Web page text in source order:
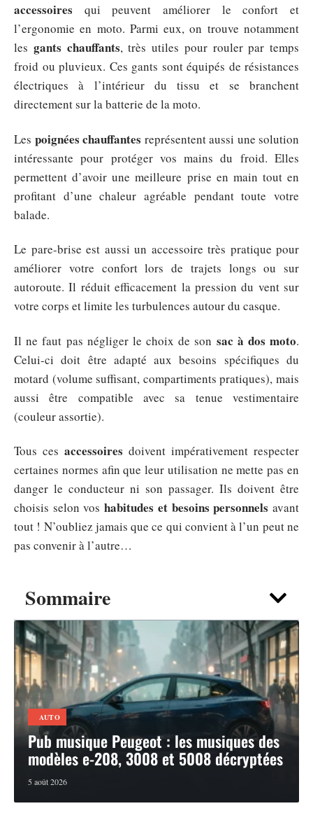
Sommaire
AUTO
Pub musique Peugeot : les musiques des
modèles e-208, 3008 et 5008 décryptées
5 août 2026
accessoires qui peuvent améliorer le confort et
l’ergonomie en moto. Parmi eux, on trouve notamment
les gants chauffants, très utiles pour rouler par temps
froid ou pluvieux. Ces gants sont équipés de résistances
électriques à l’intérieur du tissu et se branchent
directement sur la batterie de la moto.
Les poignées chauffantes représentent aussi une solution
intéressante pour protéger vos mains du froid. Elles
permettent d’avoir une meilleure prise en main tout en
profitant d’une chaleur agréable pendant toute votre
balade.
Le pare-brise est aussi un accessoire très pratique pour
améliorer votre confort lors de trajets longs ou sur
autoroute. Il réduit efficacement la pression du vent sur
votre corps et limite les turbulences autour du casque.
Il ne faut pas négliger le choix de son sac à dos moto.
Celui-ci doit être adapté aux besoins spécifiques du
motard (volume suffisant, compartiments pratiques), mais
aussi être compatible avec sa tenue vestimentaire
(couleur assortie).
Tous ces accessoires doivent impérativement respecter
certaines normes afin que leur utilisation ne mette pas en
danger le conducteur ni son passager. Ils doivent être
choisis selon voshabitudes et besoins personnels avant
tout ! N’oubliez jamais que ce qui convient à l’un peut ne
pas convenir à l’autre…